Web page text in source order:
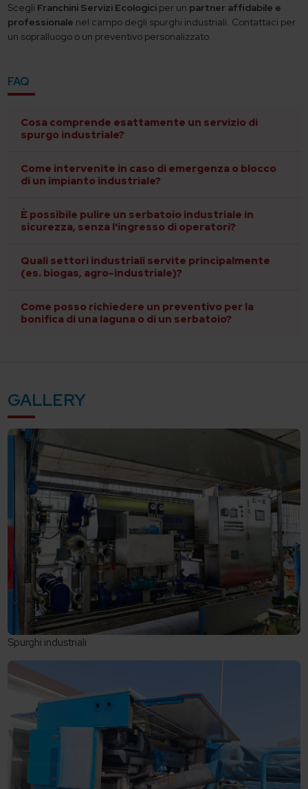
Scegli Franchini Servizi Ecologici per un partner affidabile e
professionale nel campo degli spurghi industriali. Contattaci per
un sopralluogo o un preventivo personalizzato.
FAQ
Cosa comprende esattamente un servizio di
spurgo industriale?
Come intervenite in caso di emergenza o blocco
di un impianto industriale?
È possibile pulire un serbatoio industriale in
sicurezza, senza l'ingresso di operatori?
Quali settori industriali servite principalmente
(es. biogas, agro-industriale)?
Come posso richiedere un preventivo per la
bonifica di una laguna o di un serbatoio?
GALLERY
Spurghi industriali